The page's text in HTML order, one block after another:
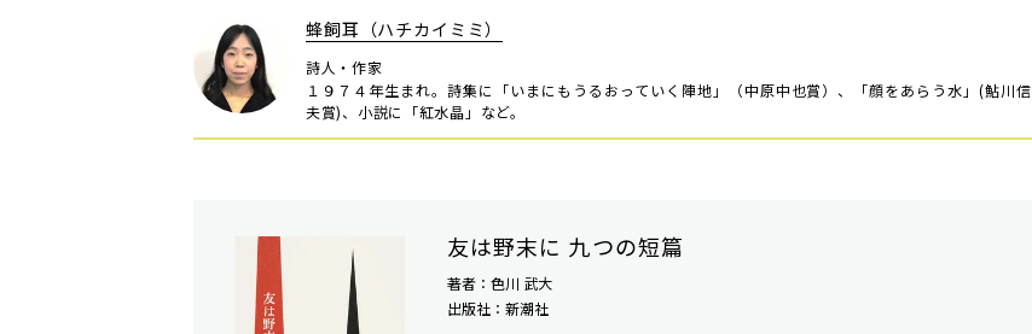
蜂飼耳（ハチカイミミ）
詩人・作家
１９７４年生まれ。詩集に「いまにもうるおっていく陣地」（中原中也賞）、「顔をあらう水」(鮎川信
夫賞)、小説に「紅水晶」など。
友は野末に 九つの短篇
著者：色川 武大
出版社：新潮社